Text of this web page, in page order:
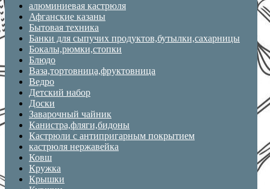
алюминиевая кастрюля
Афганские казаны
Бытовая техника
Банки для сыпучих продуктов,бутылки,сахарницы
Бокалы,рюмки,стопки
Блюдо
Ваза,тортовница,фруктовница
Ведро
Детский набор
Доски
Заварочный чайник
Канистра,фляги,бидоны
Кастрюли с антипригарным покрытием
кастрюля нержавейка
Ковш
Кружка
Крышки